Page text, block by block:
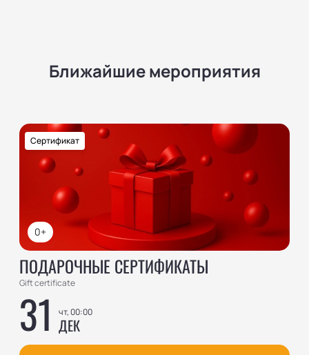
Ближайшие мероприятия
0+
Сертификат
ПОДАРОЧНЫЕ СЕРТИФИКАТЫ
Gift certificate
31 чт, 00:00
ДЕК